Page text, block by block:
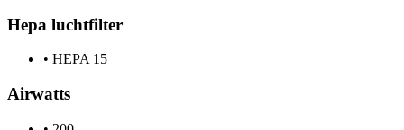
Hepa luchtfilter
• HEPA 15
Airwatts